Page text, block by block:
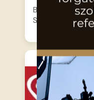
Bing, a kíváncsi
Sula, egy…